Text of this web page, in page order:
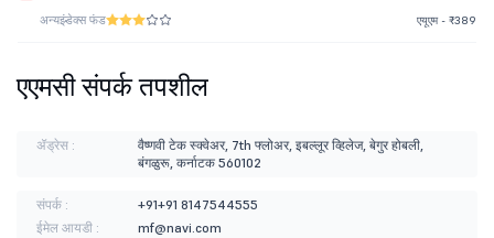
अन्यइंडेक्स फंड एयूएम - ₹389
एएमसी संपर्क तपशील
ॲड्रेस :
वैष्णवी टेक स्क्वेअर, 7th फ्लोअर, इबल्लूर व्हिलेज, बेगुर होबली,
बंगळुरू, कर्नाटक 560102
संपर्क :
+91+91 8147544555
ईमेल आयडी :
mf@navi.com